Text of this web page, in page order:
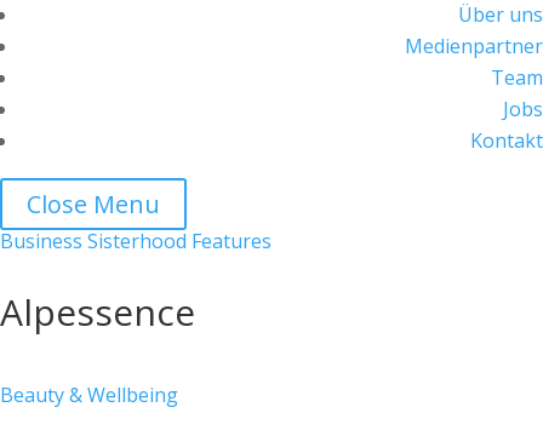
Über uns
Medienpartner
Team
Jobs
Kontakt
Close Menu
Business Sisterhood Features
Alpessence
Beauty & Wellbeing